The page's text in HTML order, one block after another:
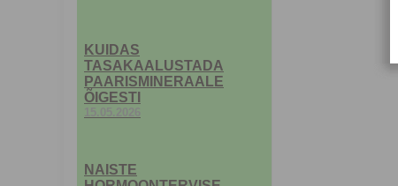
KUIDAS
TASAKAALUSTADA
PAARISMINERAALE
ÕIGESTI
15.05.2026
NAISTE